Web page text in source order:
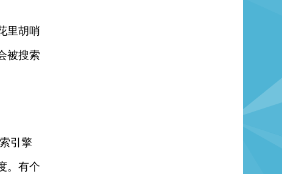
里胡哨
被搜索
引擎
。有个